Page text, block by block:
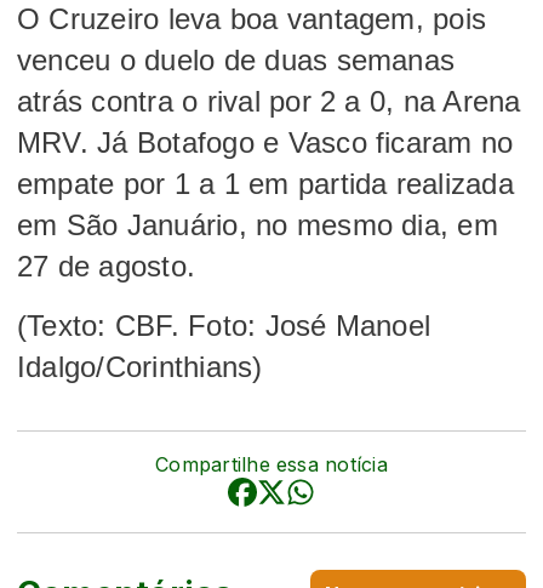
O Cruzeiro leva boa vantagem, pois
venceu o duelo de duas semanas
atrás contra o rival por 2 a 0, na Arena
MRV. Já Botafogo e Vasco ficaram no
empate por 1 a 1 em partida realizada
em São Januário, no mesmo dia, em
27 de agosto.
(Texto: CBF. Foto: José Manoel
Idalgo/Corinthians)
Compartilhe essa notícia